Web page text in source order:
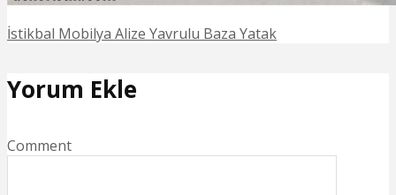
İstikbal Mobilya Alize Yavrulu Baza Yatak
Yorum Ekle
Comment